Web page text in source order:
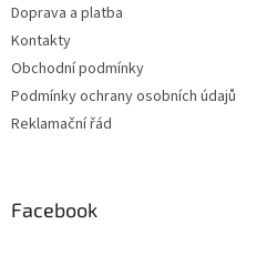
Doprava a platba
Kontakty
Obchodní podmínky
Podmínky ochrany osobních údajů
Reklamační řád
Facebook